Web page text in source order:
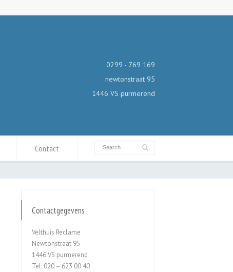
0299 - 769 169
newtonstraat 95
1446 VS purmerend
Contact
Contactgegevens
Velthuis Reclame
Newtonstraat 95
1446 VS purmerend
Tel: 020 – 623 00 40